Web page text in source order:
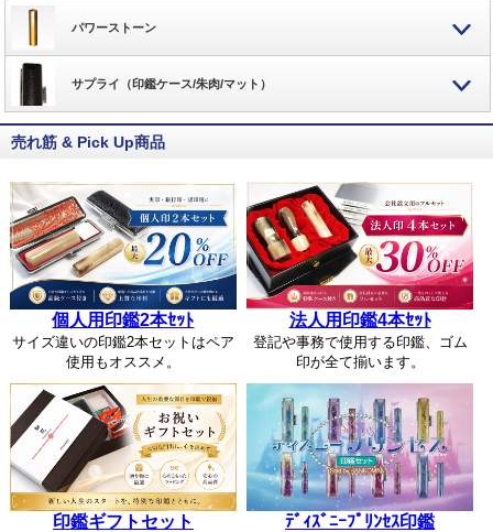
パワーストーン
サプライ（印鑑ケース/朱肉/マット）
売れ筋 & Pick Up商品
個人用印鑑2本ｾｯﾄ
サイズ違いの印鑑2本セットはペア
使用もオススメ。
法人用印鑑4本ｾｯﾄ
登記や事務で使用する印鑑、ゴム
印が全て揃います。
印鑑ギフトセット ﾃﾞｨｽﾞﾆｰﾌﾟﾘﾝｾｽ印鑑